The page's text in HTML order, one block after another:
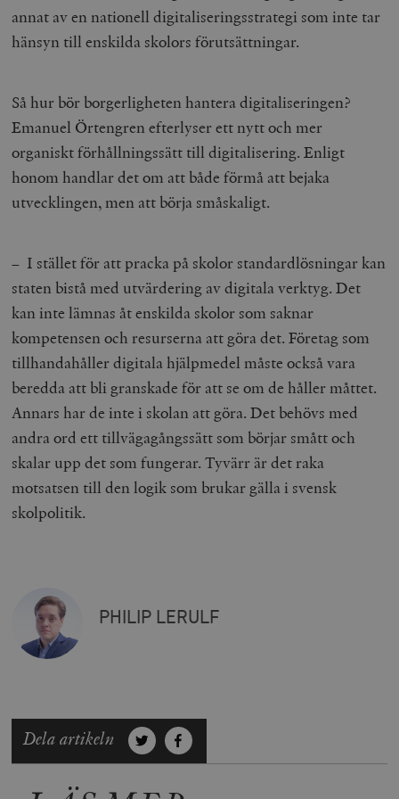
annat av en nationell digitaliseringsstrategi som inte tar
hänsyn till enskilda skolors förutsättningar.
Så hur bör borgerligheten hantera digitaliseringen?
Emanuel Örtengren efterlyser ett nytt och mer
organiskt förhållningssätt till digitalisering. Enligt
honom handlar det om att både förmå att bejaka
utvecklingen, men att börja småskaligt.
– I stället för att pracka på skolor standardlösningar kan
staten bistå med utvärdering av digitala verktyg. Det
kan inte lämnas åt enskilda skolor som saknar
kompetensen och resurserna att göra det. Företag som
tillhandahåller digitala hjälpmedel måste också vara
beredda att bli granskade för att se om de håller måttet.
Annars har de inte i skolan att göra. Det behövs med
andra ord ett tillvägagångssätt som börjar smått och
skalar upp det som fungerar. Tyvärr är det raka
motsatsen till den logik som brukar gälla i svensk
skolpolitik.
PHILIP LERULF
Dela artikeln
Strikt nödvändiga kakor tillåter
kärnwebbplatsfunktioner som användarinloggning
ordentligt utan strikt nödvändiga cookies.
woocommerce_cart_hash
Automattic
_hjFirstSeen
Inc.
wp_woocommerce_session_[abcdef0123456789]
timbro.se